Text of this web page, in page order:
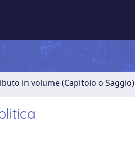
in volume (Capitolo o Saggio)